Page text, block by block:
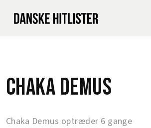
Chaka Demus
Chaka Demus optræder 6 gange